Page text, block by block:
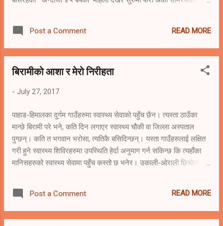
लाग्यो । "कति दिन भयो भर्ना भएtको ?" मैले सोधे । " २ दिन भयो " ,
बिरामीको आफ़न्तिले उत्तर दिए । " पेट सुन्निएको रहेछ । पहिले तिनपानी धेरै
लिनुभएछ जस्तो छ । यो तिनपानिको महिमा अपरम्पार छ । छ । " "डा. साब
। त्यसपछि भने मलाइ झस्यांग भयो । आफ्नै दिमाग पनि मन्द गतिमा अग्लो
सुस्त लाग्यो । कस्तो पुर्बाग्रह सहित र हेयले...
Post a Comment READ MORE
बिरामीको आशा र मेरो निरीहता
- July 27, 2017
पाहाड-हिमालका दुर्गम गाउँहरुमा स्वास्थ्य सेवाको पहुँच छैन। त्यस्ता ठाउँका
मान्छे बिरामी परे भने, कति दिन लगाएर स्वास्थ्य चौकी वा जिल्ला अस्पताल
पुग्छन्। कति त भगवान भरोसा, त्यतिकै बसिदिन्छन्। यस्ता गाउँहरुलाई लक्षित
गरी हुने स्वास्थ्य शिविरहरुमा उपस्थिति हेर्दा अनुमाग गर्न सकिन्छ कि त्यहाँका
मानिसहरुको स्वास्थ्य सेवामा पहुँच कस्तो छ भनेर। उकाली-ओराली छिचोल्दै
चाहन्छु। चाउरिएका अनुहार, कुप्रिएका ढाड, दमले पीडित शरीर, खिइएका घुँडा,
भारीले थिचेर गलेका ज्यान, सँधै दुखेर फत्रक्कै पार्ने पेट, जन्मदैदेखि विकास हुन
Post a Comment READ MORE